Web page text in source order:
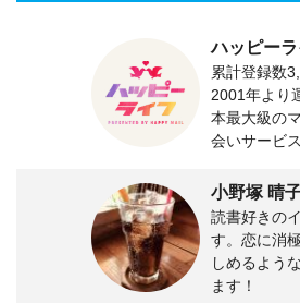
ハッピー
累計登録数
2001年より
本最大級の
会いサービ
小野塚 晴
読書好きの
す。恋に消
しめるよう
ます！